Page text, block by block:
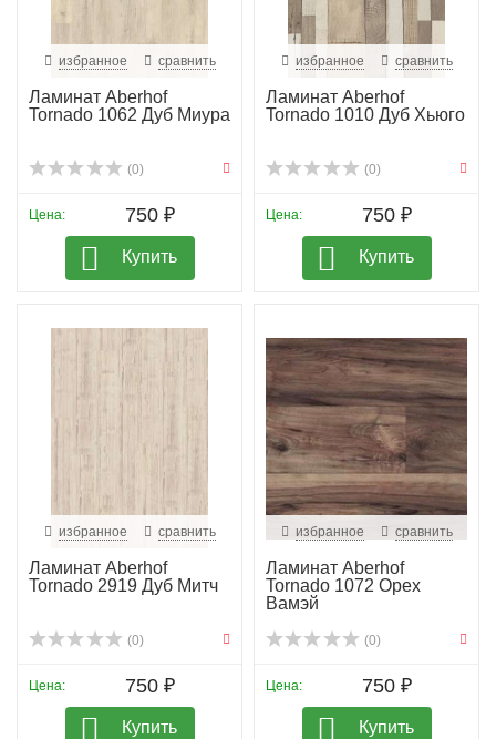
избранное сравнить
Ламинат Aberhof
Tornado 1062 Дуб Миура
(0)
Цена: 750 ₽
Купить
избранное сравнить
Ламинат Aberhof
Tornado 1010 Дуб Хьюго
(0)
Цена: 750 ₽
Купить
избранное сравнить
Ламинат Aberhof
Tornado 2919 Дуб Митч
(0)
Цена: 750 ₽
Купить
избранное сравнить
Ламинат Aberhof
Tornado 1072 Орех
Вамэй
(0)
Цена: 750 ₽
Купить